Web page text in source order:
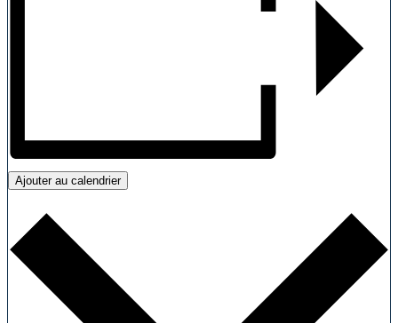
Ajouter au calendrier